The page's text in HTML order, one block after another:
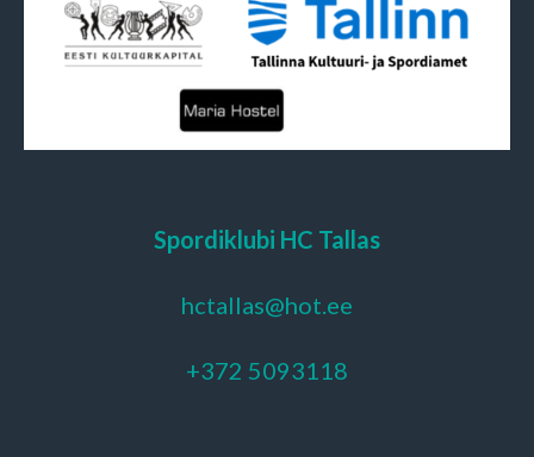
Spordiklubi HC Tallas
hctallas@hot.ee
+372 5093118